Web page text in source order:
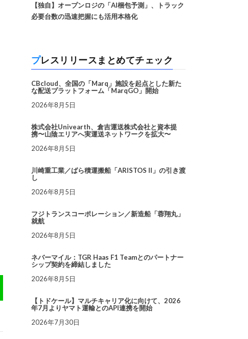
【独自】オープンロジの「AI梱包予測」、トラック
必要台数の迅速把握にも活用本格化
プレスリリースまとめてチェック
CBcloud、全国の「Marq」施設を起点とした新た
な配送プラットフォーム「MarqGO」開始
2026年8月5日
株式会社Univearth、倉吉運送株式会社と資本提
携〜山陰エリアへ実運送ネットワークを拡大〜
2026年8月5日
川崎重工業／ばら積運搬船「ARISTOS II」の引き渡
し
2026年8月5日
フジトランスコーポレーション／新造船「蓉翔丸」
就航
2026年8月5日
ネバーマイル：TGR Haas F1 Teamとのパートナー
シップ契約を締結しました
2026年8月5日
【トドケール】マルチキャリア化に向けて、2026
年7月よりヤマト運輸とのAPI連携を開始
2026年7月30日